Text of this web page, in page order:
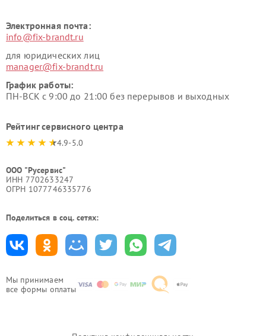
Мы принимаем
все формы оплаты
Электронная почта:
info@fix-brandt.ru
для юридических лиц
manager@fix-brandt.ru
График работы:
ПН-ВСК с 9:00 до 21:00 без перерывов и выходных
Рейтинг сервисного центра
4.9-5.0
ООО "Русервис"
ИНН 7702633247
ОГРН 1077746335776
Поделиться в соц. сетях: